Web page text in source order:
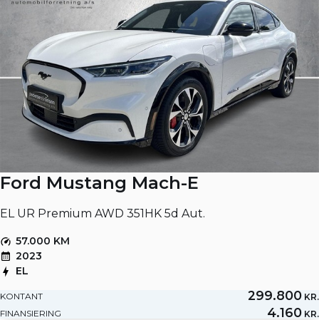
Ford Mustang Mach-E
EL UR Premium AWD 351HK 5d Aut.
57.000 KM
2023
EL
KONTANT 299.800 KR.
FINANSIERING
4.160 KR.